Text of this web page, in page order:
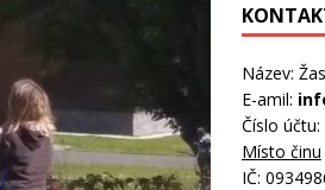
Název:
E-amil:
Číslo
Místo činu
IČ: